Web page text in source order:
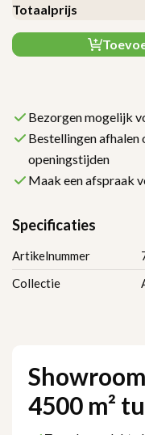
Totaalprijs
Bezorgen mogelijk
Bestellingen
openingstijden
Maak een afspraak
Specificaties
Artikelnummer
Collectie
4500 m²